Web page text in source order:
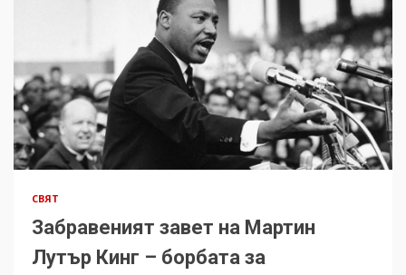
СВЯТ
Забравеният завет на Мартин
Лутър Кинг – борбата за